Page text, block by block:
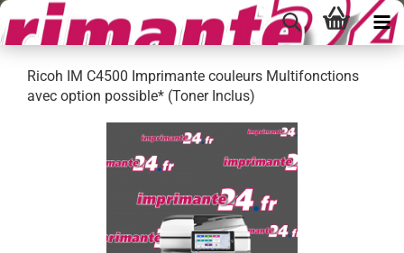
Ricoh IM C4500 Imprimante couleurs Multifonctions
avec option possible* (Toner Inclus)